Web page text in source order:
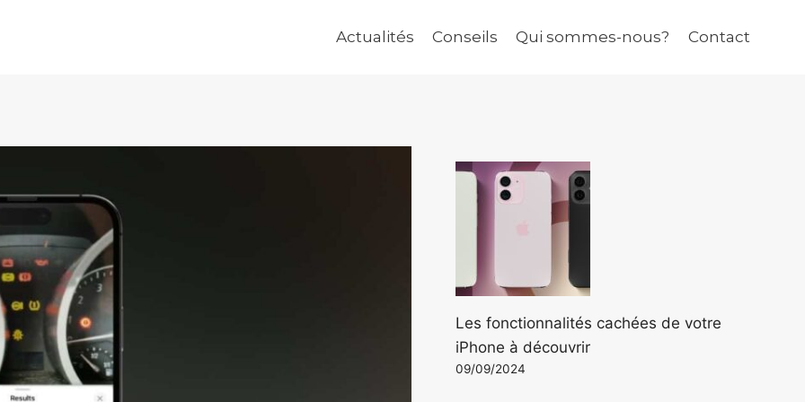
Actualités Conseils Qui sommes-nous? Contact
Les fonctionnalités cachées de votre
iPhone à découvrir
09/09/2024